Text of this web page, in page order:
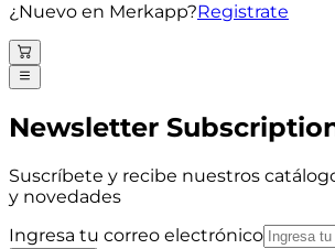
¿Nuevo en Merkapp?Registrate
Newsletter
Suscríbete y recibe nuestros
y novedades
Ingresa tu correo electrónico